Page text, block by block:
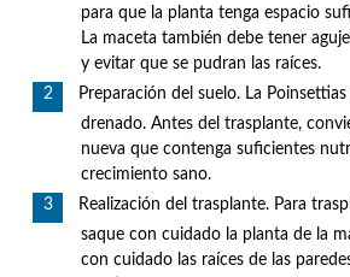
para que la planta tenga espacio
La maceta también debe tener
y evitar que se pudran las raíces.
Preparación del suelo. La
drenado. Antes del trasplante,
nueva que contenga suficientes
crecimiento sano.
Realización del trasplante. Para
saque con cuidado la planta de la
con cuidado las raíces de las